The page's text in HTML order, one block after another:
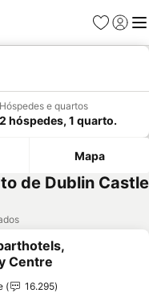
Favoritos
Iniciar
Hóspedes e quartos
2 hóspedes, 1 quarto.
Mapa
de Dublin Castle
aos favoritos
Centre
16.295